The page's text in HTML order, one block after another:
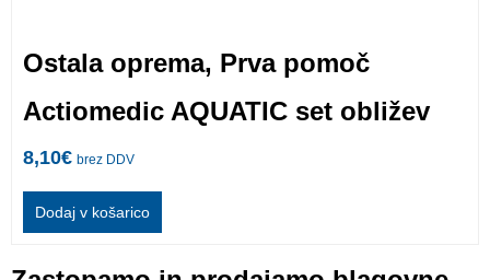
Ostala oprema, Prva pomoč
Actiomedic AQUATIC set obližev
8,10€ brez DDV
Dodaj v košarico